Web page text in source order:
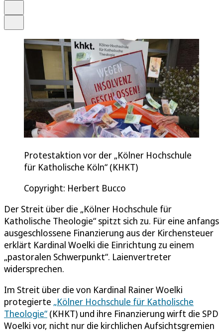
Protestaktion vor der „Kölner Hochschule
für Katholische Köln“ (KHKT)
Copyright: Herbert Bucco
Der Streit über die „Kölner Hochschule für
Katholische Theologie“ spitzt sich zu. Für eine anfangs
ausgeschlossene Finanzierung aus der Kirchensteuer
erklärt Kardinal Woelki die Einrichtung zu einem
„pastoralen Schwerpunkt“. Laienvertreter
widersprechen.
Im Streit über die von Kardinal Rainer Woelki
protegierte „Kölner Hochschule für Katholische
Theologie“ (KHKT) und ihre Finanzierung wirft die SPD
Woelki vor, nicht nur die kirchlichen Aufsichtsgremien